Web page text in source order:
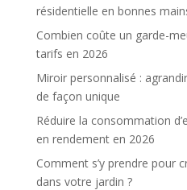
résidentielle en bonnes
Combien coûte un garde-
tarifs en 2026
Miroir personnalisé :
de façon unique
Réduire la consommation
en rendement en 2026
Comment s’y prendre pour
dans votre jardin ?